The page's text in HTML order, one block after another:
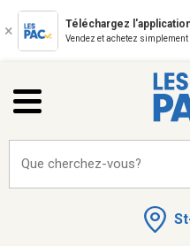
Téléchargez
Vendez et achetez simplement
Que cherchez-vous?